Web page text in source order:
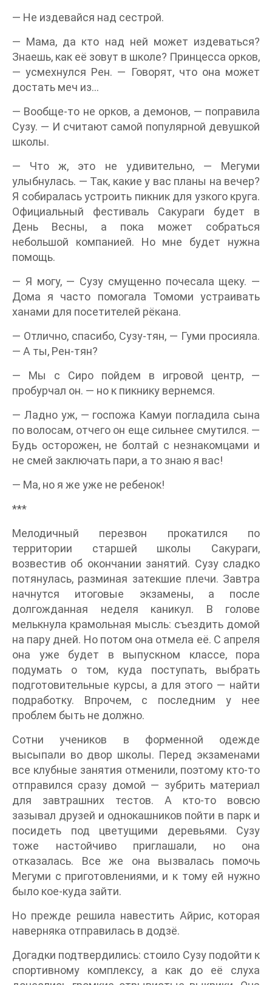
— Не издевайся над сестрой.
— Мама, да кто над ней может издеваться?
Знаешь, как её зовут в школе? Принцесса орков,
— усмехнулся Рен. — Говорят, что она может
достать меч из…
— Вообще-то не орков, а демонов, — поправила
Сузу. — И считают самой популярной девушкой
школы.
— Что ж, это не удивительно, — Мегуми
улыбнулась. — Так, какие у вас планы на вечер?
Я собиралась устроить пикник для узкого круга.
Официальный фестиваль Сакураги будет в
День Весны, а пока может собраться
небольшой компанией. Но мне будет нужна
помощь.
— Я могу, — Сузу смущенно почесала щеку. —
Дома я часто помогала Томоми устраивать
ханами для посетителей рёкана.
— Отлично, спасибо, Сузу-тян, — Гуми просияла.
— А ты, Рен-тян?
— Мы с Сиро пойдем в игровой центр, —
пробурчал он. — но к пикнику вернемся.
— Ладно уж, — госпожа Камуи погладила сына
по волосам, отчего он еще сильнее смутился. —
Будь осторожен, не болтай с незнакомцами и
не смей заключать пари, а то знаю я вас!
— Ма, но я же уже не ребенок!
***
Мелодичный перезвон прокатился по
территории старшей школы Сакураги,
возвестив об окончании занятий. Сузу сладко
потянулась, разминая затекшие плечи. Завтра
начнутся итоговые экзамены, а после
долгожданная неделя каникул. В голове
мелькнула крамольная мысль: съездить домой
на пару дней. Но потом она отмела её. С апреля
она уже будет в выпускном классе, пора
подумать о том, куда поступать, выбрать
подготовительные курсы, а для этого — найти
подработку. Впрочем, с последним у нее
проблем быть не должно.
Сотни учеников в форменной одежде
высыпали во двор школы. Перед экзаменами
все клубные занятия отменили, поэтому кто-то
отправился сразу домой — зубрить материал
для завтрашних тестов. А кто-то вовсю
зазывал друзей и однокашников пойти в парк и
посидеть под цветущими деревьями. Сузу
тоже настойчиво приглашали, но она
отказалась. Все же она вызвалась помочь
Мегуми с приготовлениями, и к тому ей нужно
было кое-куда зайти.
Но прежде решила навестить Айрис, которая
наверняка отправилась в додзё.
Догадки подтвердились: стоило Сузу подойти к
спортивному комплексу, а как до её слуха